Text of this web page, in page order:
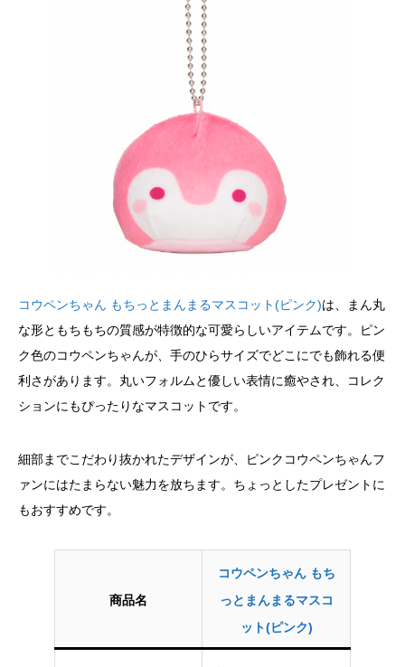
コウペンちゃん もちっとまんまるマスコット(ピンク)は、まん丸
な形ともちもちの質感が特徴的な可愛らしいアイテムです。ピン
ク色のコウペンちゃんが、手のひらサイズでどこにでも飾れる便
利さがあります。丸いフォルムと優しい表情に癒やされ、コレク
ションにもぴったりなマスコットです。
細部までこだわり抜かれたデザインが、ピンクコウペンちゃんフ
ァンにはたまらない魅力を放ちます。ちょっとしたプレゼントに
もおすすめです。
商品名
コウペンちゃん もち
っとまんまるマスコ
ット(ピンク)